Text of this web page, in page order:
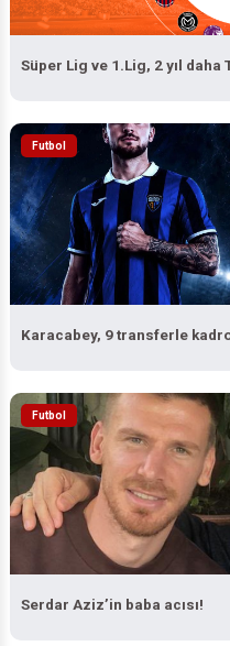
Süper Lig ve 1.Lig, 2 yıl daha
Futbol
Karacabey, 9 transferle
Futbol
Serdar Aziz’in baba acısı!